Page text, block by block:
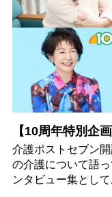
【10周年特別企
介護ポストセブン
の介護について語
ンタビュー集として